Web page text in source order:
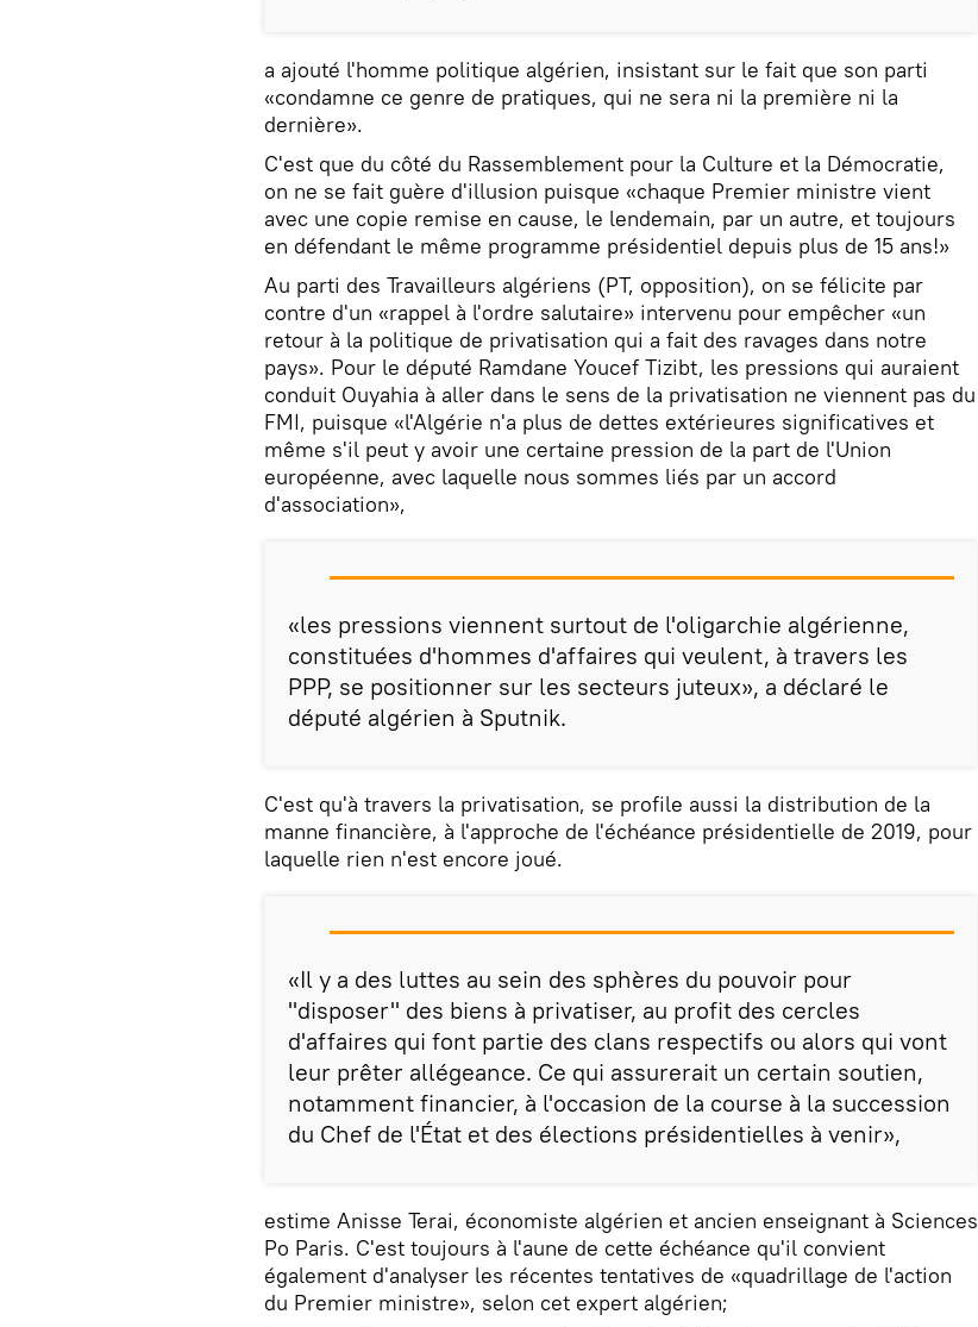
a ajouté l'homme politique algérien, insistant sur le fait que son parti
«condamne ce genre de pratiques, qui ne sera ni la première ni la
dernière».
C'est que du côté du Rassemblement pour la Culture et la Démocratie,
on ne se fait guère d'illusion puisque «chaque Premier ministre vient
avec une copie remise en cause, le lendemain, par un autre, et toujours
en défendant le même programme présidentiel depuis plus de 15 ans!»
Au parti des Travailleurs algériens (PT, opposition), on se félicite par
contre d'un «rappel à l'ordre salutaire» intervenu pour empêcher «un
retour à la politique de privatisation qui a fait des ravages dans notre
pays». Pour le député Ramdane Youcef Tizibt, les pressions qui auraient
conduit Ouyahia à aller dans le sens de la privatisation ne viennent pas du
FMI, puisque «l'Algérie n'a plus de dettes extérieures significatives et
même s'il peut y avoir une certaine pression de la part de l'Union
européenne, avec laquelle nous sommes liés par un accord
d'association»,
«les pressions viennent surtout de l'oligarchie algérienne,
constituées d'hommes d'affaires qui veulent, à travers les
PPP, se positionner sur les secteurs juteux», a déclaré le
député algérien à Sputnik.
C'est qu'à travers la privatisation, se profile aussi la distribution de la
manne financière, à l'approche de l'échéance présidentielle de 2019, pour
laquelle rien n'est encore joué.
«Il y a des luttes au sein des sphères du pouvoir pour
"disposer" des biens à privatiser, au profit des cercles
d'affaires qui font partie des clans respectifs ou alors qui vont
leur prêter allégeance. Ce qui assurerait un certain soutien,
notamment financier, à l'occasion de la course à la succession
du Chef de l'État et des élections présidentielles à venir»,
estime Anisse Terai, économiste algérien et ancien enseignant à Sciences
Po Paris. C'est toujours à l'aune de cette échéance qu'il convient
également d'analyser les récentes tentatives de «quadrillage de l'action
du Premier ministre», selon cet expert algérien;